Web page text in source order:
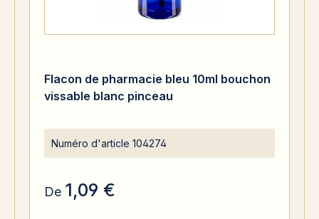
Flacon de pharmacie bleu 10ml bouchon
vissable blanc pinceau
Numéro d'article 104274
De 1,09 €